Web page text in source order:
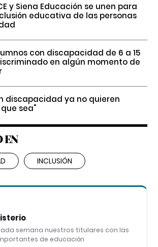
y Siena Educación se unen para
educativa de las personas
con discapacidad de 6 a 15
en algún momento de
discapacidad ya no quieren
sea"
EN
INCLUSIÓN
semana nuestros titulares con las
de educación